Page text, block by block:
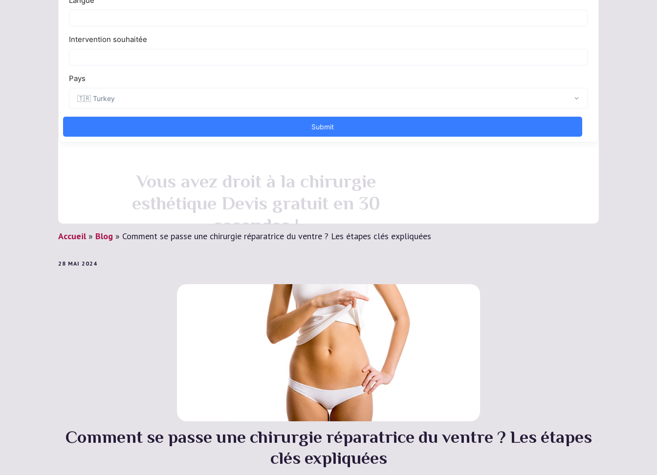
Vous avez droit à la chirurgie
esthétique Devis gratuit en 30
secondes !
Accueil» Blog » Comment se passe une chirurgie réparatrice du ventre ? Les étapes clés expliquées
28 MAI 2024
Comment se passe une chirurgie réparatrice du ventre ? Les étapes
clés expliquées